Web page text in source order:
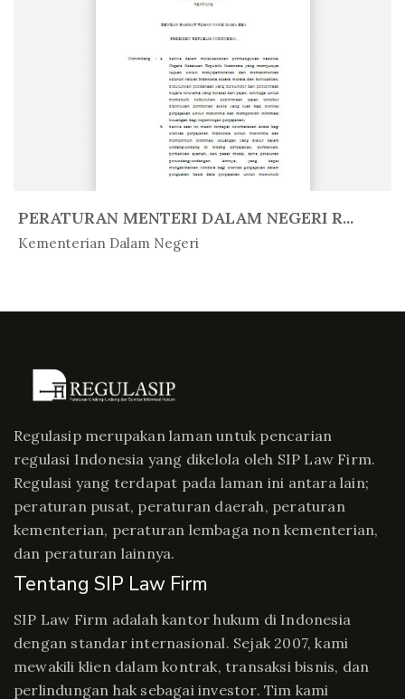
PERATURAN MENTERI DALAM NEGERI R...
Kementerian Dalam Negeri
In Peratur...
Regulasip merupakan laman untuk pencarian
regulasi Indonesia yang dikelola oleh SIP Law Firm.
Regulasi yang terdapat pada laman ini antara lain;
peraturan pusat, peraturan daerah, peraturan
kementerian, peraturan lembaga non kementerian,
dan peraturan lainnya.
Tentang SIP Law Firm
SIP Law Firm adalah kantor hukum di Indonesia
dengan standar internasional. Sejak 2007, kami
mewakili klien dalam kontrak, transaksi bisnis, dan
perlindungan hak sebagai investor. Tim kami